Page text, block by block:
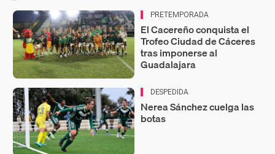
PRETEMPORADA
El Cacereño conquista el
Trofeo Ciudad de Cáceres
tras imponerse al
Guadalajara
DESPEDIDA
Nerea Sánchez cuelga las
botas